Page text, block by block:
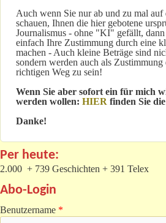
Auch wenn Sie nur ab und zu mal auf
schauen, Ihnen die hier gebotene
Journalismus - ohne "KI" gefällt,
einfach Ihre Zustimmung durch eine
machen - Auch kleine Beträge sind
sondern werden auch als
richtigen Weg zu sein!
Wenn Sie aber sofort ein für mich
werden wollen: HIER finden Sie
Danke!
Per heute:
2.000 + 739 Geschichten + 391 Telex
Abo-Login
Benutzername *